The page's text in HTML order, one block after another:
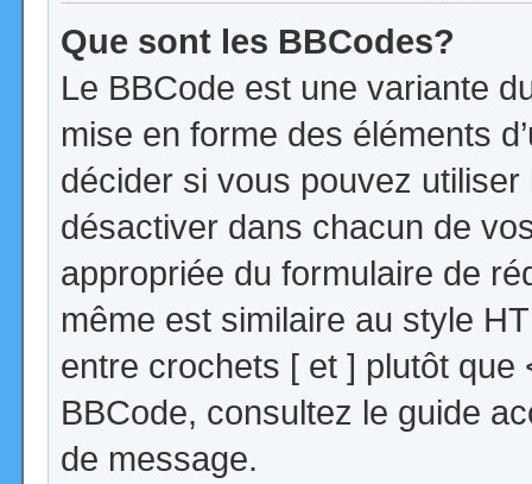
Que sont les BBCodes?
Le BBCode est une variante
mise en forme des éléments
décider si vous pouvez
désactiver dans chacun de
appropriée du formulaire de
même est similaire au style
entre crochets [ et ] plutôt que
BBCode, consultez le guide
de message.